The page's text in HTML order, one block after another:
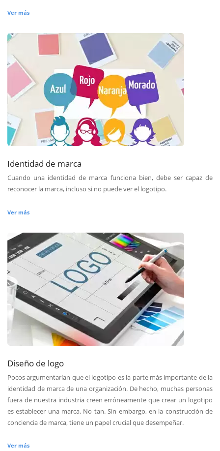
Ver más
Identidad de marca
Cuando una identidad de marca funciona bien, debe ser capaz de
reconocer la marca, incluso si no puede ver el logotipo.
Ver más
Diseño de logo
Pocos argumentarían que el logotipo es la parte más importante de la
identidad de marca de una organización. De hecho, muchas personas
fuera de nuestra industria creen erróneamente que crear un logotipo
es establecer una marca. No tan. Sin embargo, en la construcción de
conciencia de marca, tiene un papel crucial que desempeñar.
Ver más